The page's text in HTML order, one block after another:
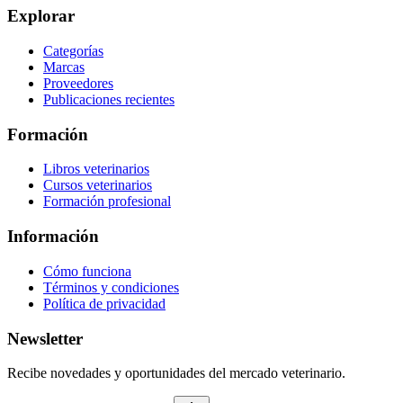
Explorar
Categorías
Marcas
Proveedores
Publicaciones recientes
Formación
Libros veterinarios
Cursos veterinarios
Formación profesional
Información
Cómo funciona
Términos y condiciones
Política de privacidad
Newsletter
Recibe novedades y oportunidades del mercado veterinario.